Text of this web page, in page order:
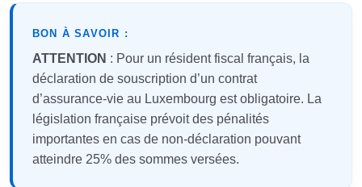
BON À SAVOIR :
ATTENTION : Pour un résident fiscal français, la
déclaration de souscription d’un contrat
d’assurance-vie au Luxembourg est obligatoire. La
législation française prévoit des pénalités
importantes en cas de non-déclaration pouvant
atteindre 25% des sommes versées.